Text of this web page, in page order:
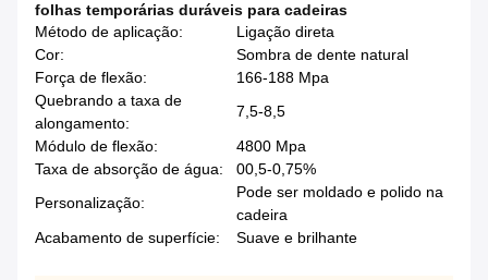
folhas temporárias duráveis para cadeiras
Método de aplicação:
Ligação direta
Cor:
Sombra de dente natural
Força de flexão:
166-188 Mpa
Quebrando a taxa de
alongamento:
7,5-8,5
Módulo de flexão:
4800 Mpa
Taxa de absorção de água:
00,5-0,75%
Personalização:
Pode ser moldado e polido na
cadeira
Acabamento de superfície:
Suave e brilhante